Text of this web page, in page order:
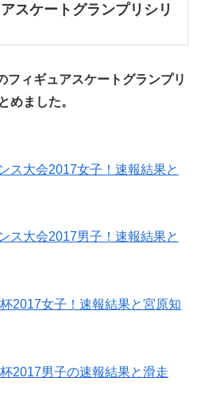
スケートグランプリシリ
フィギュアスケートグランプリ
めました。
ス大会2017女子！速報結果と
ス大会2017男子！速報結果と
2017女子！速報結果と宮原知
2017男子の速報結果と滑走